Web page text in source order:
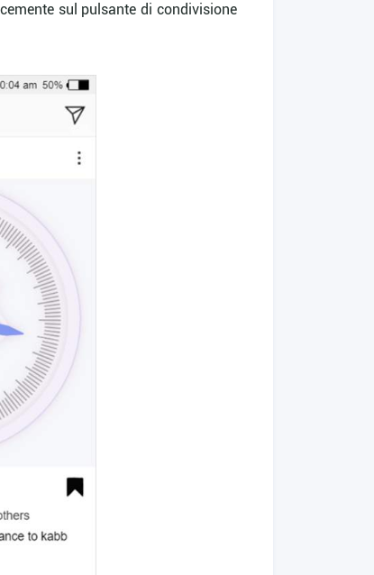
sul pulsante di condivisione